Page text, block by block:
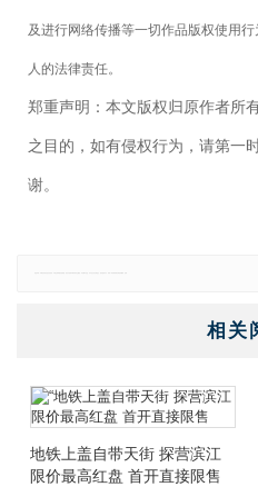
及进行网络传播等一切作品版权使用
人的法律责任。
郑重声明：本文版权归原作者所
之目的，如有侵权行为，请第一
谢。
相关
地铁上盖自带天街 探营滨江
限价最高红盘 首开直接限售